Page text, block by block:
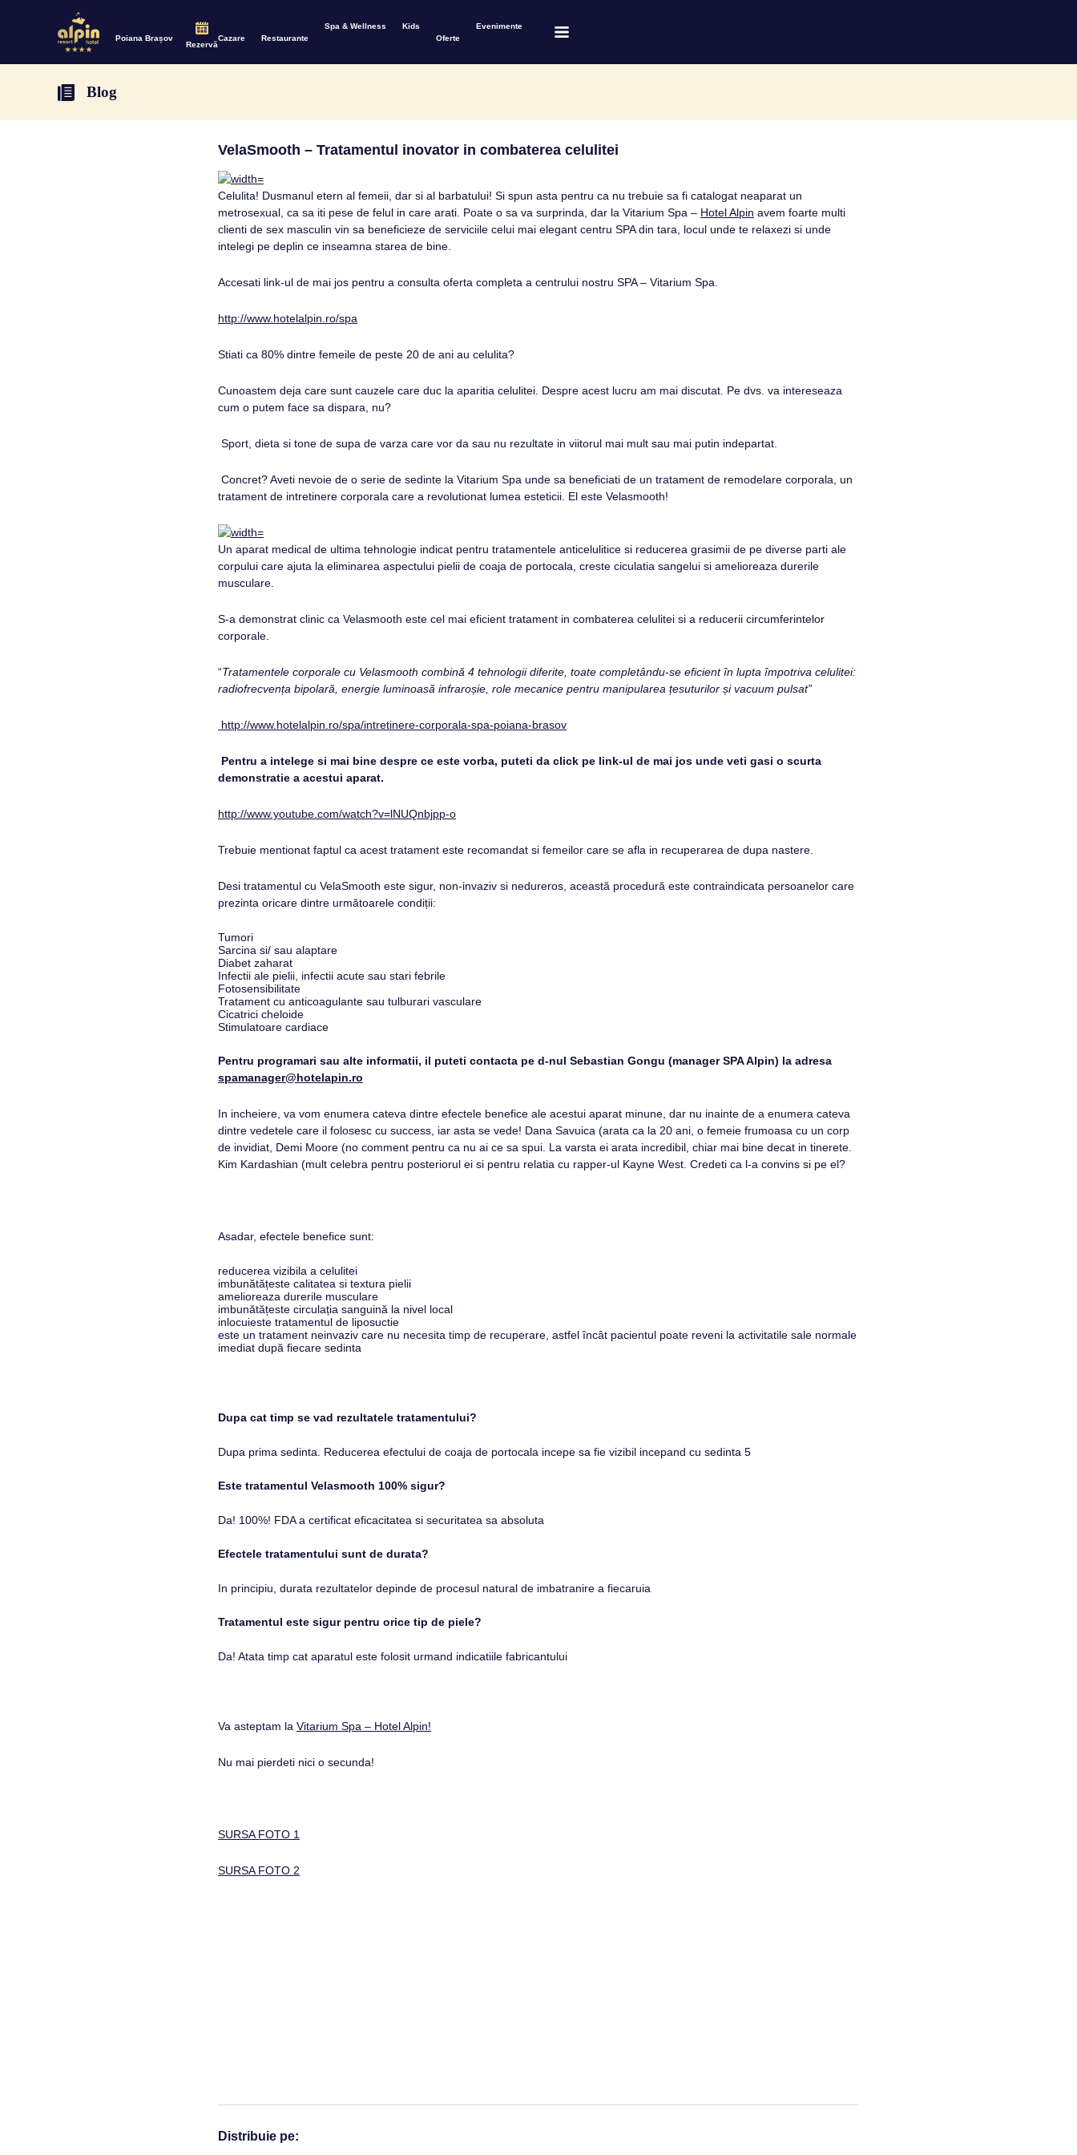
Poiana Brașov
Rezervă
Cazare Restaurante
Spa & Wellness
Kids
Oferte
Evenimente
Blog
VelaSmooth – Tratamentul inovator in combaterea celulitei
Celulita! Dusmanul etern al femeii, dar si al barbatului! Si spun asta pentru ca nu trebuie sa fi catalogat neaparat un
metrosexual, ca sa iti pese de felul in care arati. Poate o sa va surprinda, dar la Vitarium Spa – Hotel Alpin avem foarte multi
clienti de sex masculin vin sa beneficieze de serviciile celui mai elegant centru SPA din tara, locul unde te relaxezi si unde
intelegi pe deplin ce inseamna starea de bine.
Accesati link-ul de mai jos pentru a consulta oferta completa a centrului nostru SPA – Vitarium Spa.
http://www.hotelalpin.ro/spa
Stiati ca 80% dintre femeile de peste 20 de ani au celulita?
Cunoastem deja care sunt cauzele care duc la aparitia celulitei. Despre acest lucru am mai discutat. Pe dvs. va intereseaza
cum o putem face sa dispara, nu?
Sport, dieta si tone de supa de varza care vor da sau nu rezultate in viitorul mai mult sau mai putin indepartat.
Concret? Aveti nevoie de o serie de sedinte la Vitarium Spa unde sa beneficiati de un tratament de remodelare corporala, un
tratament de intretinere corporala care a revolutionat lumea esteticii. El este Velasmooth!
Un aparat medical de ultima tehnologie indicat pentru tratamentele anticelulitice si reducerea grasimii de pe diverse parti ale
corpului care ajuta la eliminarea aspectului pielii de coaja de portocala, creste ciculatia sangelui si amelioreaza durerile
musculare.
S-a demonstrat clinic ca Velasmooth este cel mai eficient tratament in combaterea celulitei si a reducerii circumferintelor
corporale.
“Tratamentele corporale cu Velasmooth combină 4 tehnologii diferite, toate completându-se eficient în lupta împotriva celulitei:
radiofrecvența bipolară, energie luminoasă infraroșie, role mecanice pentru manipularea țesuturilor și vacuum pulsat”
http://www.hotelalpin.ro/spa/intretinere-corporala-spa-poiana-brasov
Pentru a intelege si mai bine despre ce este vorba, puteti da click pe link-ul de mai jos unde veti gasi o scurta
demonstratie a acestui aparat.
http://www.youtube.com/watch?v=lNUQnbjpp-o
Trebuie mentionat faptul ca acest tratament este recomandat si femeilor care se afla in recuperarea de dupa nastere.
Desi tratamentul cu VelaSmooth este sigur, non-invaziv si nedureros, această procedură este contraindicata persoanelor care
prezinta oricare dintre următoarele condiții:
Tumori
Sarcina si/ sau alaptare
Diabet zaharat
Infectii ale pielii, infectii acute sau stari febrile
Fotosensibilitate
Tratament cu anticoagulante sau tulburari vasculare
Cicatrici cheloide
Stimulatoare cardiace
Pentru programari sau alte informatii, il puteti contacta pe d-nul Sebastian Gongu (manager SPA Alpin) la adresa
spamanager@hotelapin.ro
In incheiere, va vom enumera cateva dintre efectele benefice ale acestui aparat minune, dar nu inainte de a enumera cateva
dintre vedetele care il folosesc cu success, iar asta se vede! Dana Savuica (arata ca la 20 ani, o femeie frumoasa cu un corp
de invidiat, Demi Moore (no comment pentru ca nu ai ce sa spui. La varsta ei arata incredibil, chiar mai bine decat in tinerete.
Kim Kardashian (mult celebra pentru posteriorul ei si pentru relatia cu rapper-ul Kayne West. Credeti ca l-a convins si pe el?
Asadar, efectele benefice sunt:
reducerea vizibila a celulitei
imbunătățeste calitatea si textura pielii
amelioreaza durerile musculare
imbunătățeste circulația sanguină la nivel local
inlocuieste tratamentul de liposuctie
este un tratament neinvaziv care nu necesita timp de recuperare, astfel încât pacientul poate reveni la activitatile sale normale
imediat după fiecare sedinta
Dupa cat timp se vad rezultatele tratamentului?
Dupa prima sedinta. Reducerea efectului de coaja de portocala incepe sa fie vizibil incepand cu sedinta 5
Este tratamentul Velasmooth 100% sigur?
Da! 100%! FDA a certificat eficacitatea si securitatea sa absoluta
Efectele tratamentului sunt de durata?
In principiu, durata rezultatelor depinde de procesul natural de imbatranire a fiecaruia
Tratamentul este sigur pentru orice tip de piele?
Da! Atata timp cat aparatul este folosit urmand indicatiile fabricantului
Va asteptam la Vitarium Spa – Hotel Alpin!
Nu mai pierdeti nici o secunda!
SURSA FOTO 1
SURSA FOTO 2
Distribuie pe: